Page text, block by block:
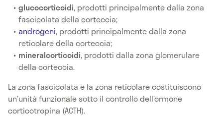
glucocorticoidi, prodotti principalmente dalla zona
fascicolata della corteccia;
androgeni, prodotti principalmente dalla zona
reticolare della corteccia;
mineralcorticoidi, prodotti dalla zona glomerulare
della corteccia.
La zona fascicolata e la zona reticolare costituiscono
un’unità funzionale sotto il controllo dell’ormone
corticotropina (ACTH).